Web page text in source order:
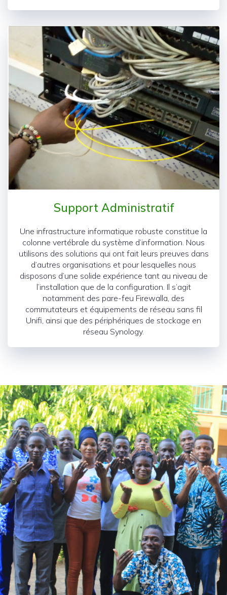
Support Administratif
Une infrastructure informatique robuste constitue la
colonne vertébrale du système d’information. Nous
utilisons des solutions qui ont fait leurs preuves dans
d’autres organisations et pour lesquelles nous
disposons d’une solide expérience tant au niveau de
l’installation que de la configuration. Il s’agit
notamment des pare-feu Firewalla, des
commutateurs et équipements de réseau sans fil
Unifi, ainsi que des périphériques de stockage en
réseau Synology.